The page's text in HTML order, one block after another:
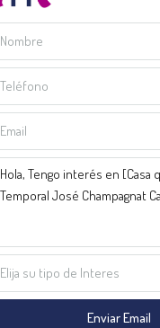
Elija su tipo de Interes
Enviar Email